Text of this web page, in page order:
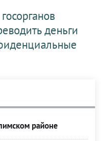
деньги
районе